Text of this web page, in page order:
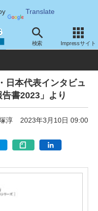
Translate
検索 Impressサイト
データセンター
日本代表インタビュ
書2023」より
淳 2023年3月10日 09:00